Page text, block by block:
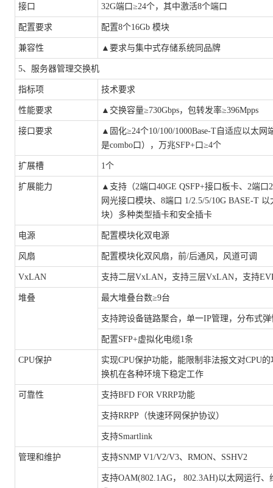
接口 32G端口≥24个，其中激活8个端口
配置要求 配置8个16Gb 模块
兼容性 ▲ 要求与集中式存储系统同品牌
5、服务器管理交换机
指标项 技术要求
性能要求 ▲ 交换容量≥730Gbps，包转发率≥396Mpps
接口要求 ▲ 固化≥24个10/100/1000Base-T自适应以太网
是combo口），万兆SFP+口≥4个
扩展槽 1个
扩展能力 ▲ 支持（2端口40GE QSFP+接口板卡、2端口
网光接口模块、8端口 1/2.5/5/10G BASE-T
块）多种类型插卡和安全插卡
电源 配置模块化双电源
风扇 配置模块化双风扇，前/后通风，风道可调
VxLAN 支持二层VxLAN，支持三层VxLAN，支持
堆叠 最大堆叠台数≥9台
支持跨设备链路聚合，单一IP管理，分布式
配置SFP+虚拟化电缆1条
CPU保护 实现CPU保护功能，能限制非法报文对CPU
换机在各种环境下稳定工作
可靠性 支持BFD FOR VRRP功能
支持RRPP（快速环网保护协议）
支持Smartlink
管理和维护 支持SNMP V1/V2/V3、RMON、SSHV2
支持OAM(802.1AG， 802.3AH)以太网运行、